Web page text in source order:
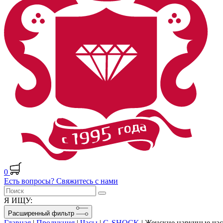
0
Есть вопросы? Свяжитесь с нами
Я ИЩУ:
Расширенный фильтр